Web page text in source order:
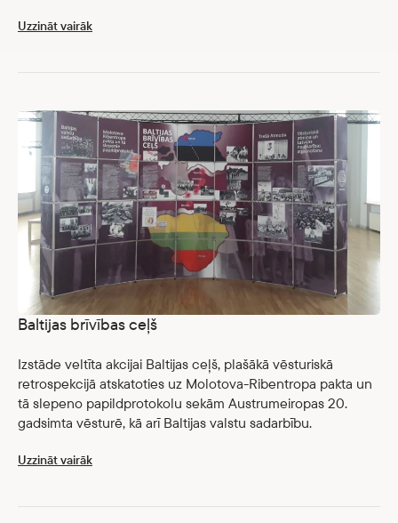
Uzzināt vairāk
Baltijas brīvības ceļš
Izstāde veltīta akcijai Baltijas ceļš, plašākā vēsturiskā
retrospekcijā atskatoties uz Molotova-Ribentropa pakta un
tā slepeno papildprotokolu sekām Austrumeiropas 20.
gadsimta vēsturē, kā arī Baltijas valstu sadarbību.
Uzzināt vairāk